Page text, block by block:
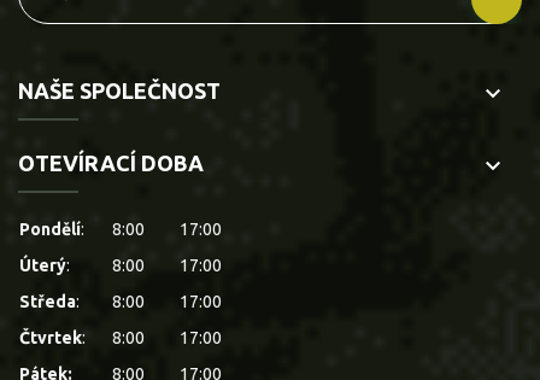
NAŠE SPOLEČNOST keyboard_arrow_down
OTEVÍRACÍ DOBA keyboard_arrow_down
Pondělí: 8:00
17:00
Úterý: 8:00
17:00
Středa: 8:00
17:00
Čtvrtek: 8:00
17:00
Pátek:
8:00 17:00